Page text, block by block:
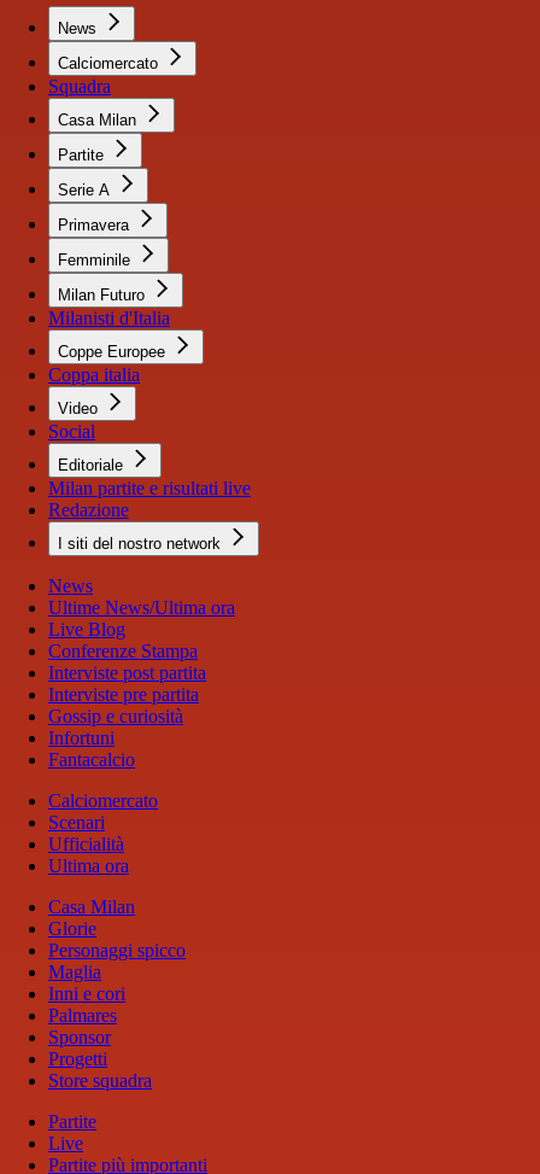
News
Calciomercato
Squadra
Casa Milan
Partite
Serie A
Primavera
Femminile
Milan Futuro
Milanisti d'Italia
Coppe Europee
Coppa italia
Video
Social
Editoriale
Milan partite e risultati live
Redazione
I siti del nostro network
News
Ultime News/Ultima ora
Live Blog
Conferenze Stampa
Interviste post partita
Interviste pre partita
Gossip e curiosità
Infortuni
Fantacalcio
Calciomercato
Scenari
Ufficialità
Ultima ora
Casa Milan
Glorie
Personaggi spicco
Maglia
Inni e cori
Palmares
Sponsor
Progetti
Store squadra
Partite
Live
Partite più importanti